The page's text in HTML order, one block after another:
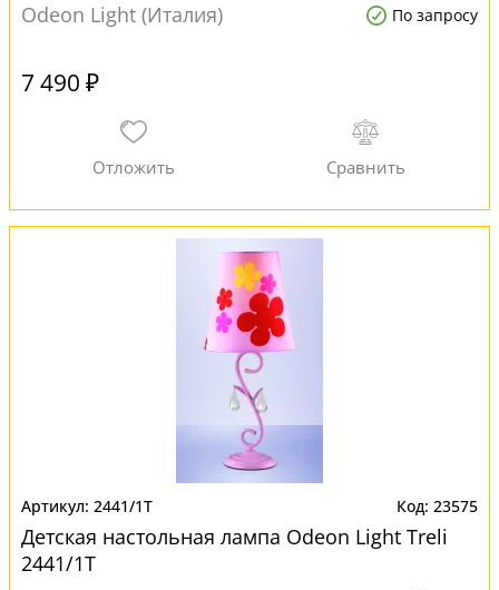
Odeon Light (Италия)
По запросу
7 490 ₽
2441/1T 23575
Детская настольная лампа Odeon Light Treli
2441/1T